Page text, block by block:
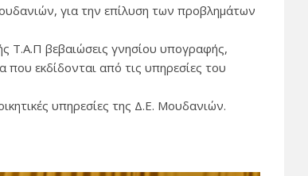
για την επίλυση των προβλημάτων
Τ.Α.Π βεβαιώσεις γνησίου υπογραφής,
που εκδίδονται από τις υπηρεσίες του
υπηρεσίες της Δ.Ε. Μουδανιών.